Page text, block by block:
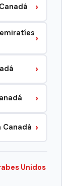
›
›
›
›
›
Unidos